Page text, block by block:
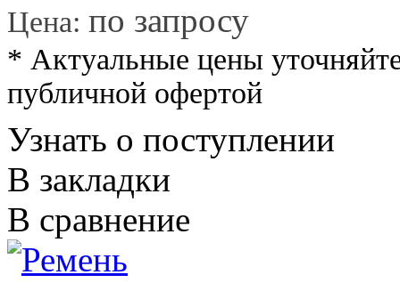
Цена: по запросу
* Актуальные цены
публичной офертой
Узнать о поступлении
В закладки
В сравнение